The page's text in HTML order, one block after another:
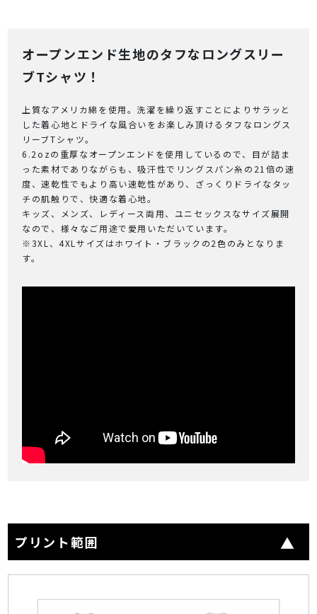
オープンエンド生地のタフなロングスリー
ブTシャツ！
上質なアメリカ綿を使用。洗濯を繰り返すことによりサラッと
した着心地とドライな風合いをお楽しみ頂けるタフなロングス
リーブTシャツ。
6.2ozの重厚なオープンエンドを使用しているので、目が詰ま
った素材でありながらも、吸汗性でリングスパン糸の21倍の速
度、速乾性でもより高い速乾性があり、ざっくりドライなタッ
チの肌触りで、快適な着心地。
キッズ、メンズ、レディース両用、ユニセックスなサイズ展開
なので、様々なご用途で愛用いただいています。
※3XL、4XLサイズはホワイト・ブラックの2色のみとなりま
す。
プリント範囲